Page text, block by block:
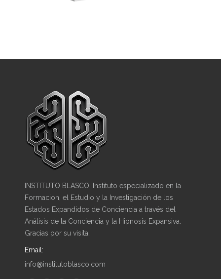
INSTITUTO BLASCO. Instituto especializado en la
Formacion, el Estudio y la Investigación de los
Estados Expandidos de Conciencia a través del
Análisis de la Conciencia y la Hipnosis Expansiva.
Gracias por su visita.
Email:
info@institutoblasco.com